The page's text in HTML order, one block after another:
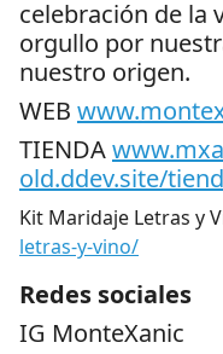
celebración de la
orgullo por
nuestro origen.
WEB
TIENDA
old.ddev.site/
Kit Maridaje Letras y
letras-y-vino/
Redes sociales
IG MonteXanic